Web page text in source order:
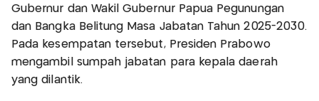
Gubernur dan Wakil Gubernur Papua Pegunungan
dan Bangka Belitung Masa Jabatan Tahun 2025-2030.
Pada kesempatan tersebut, Presiden Prabowo
mengambil sumpah jabatan para kepala daerah
yang dilantik.